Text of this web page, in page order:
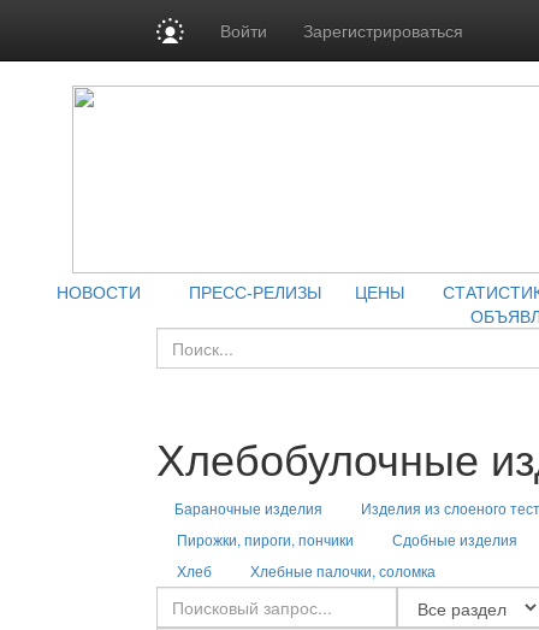
Войти Зарегистрироваться
НОВОСТИ ПРЕСС-РЕЛИЗЫ ЦЕНЫ
Хлебобулочные
Бараночные изделия
Изделия из слоеного
Пирожки, пироги, пончики
Сдобные изделия
Хлеб
Хлебные палочки, соломка